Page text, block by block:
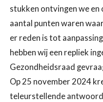
stukken ontvingen we
aantal punten waren
er reden is tot
hebben wij een repliek
Gezondheidsraad
Op 25 november 2024
teleurstellende